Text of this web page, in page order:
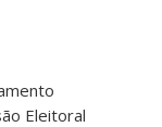
Eleitoral